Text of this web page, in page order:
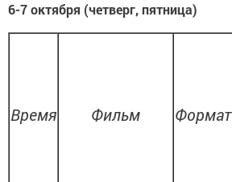
6-7 октября (четверг, пятница)
Время Фильм Формат